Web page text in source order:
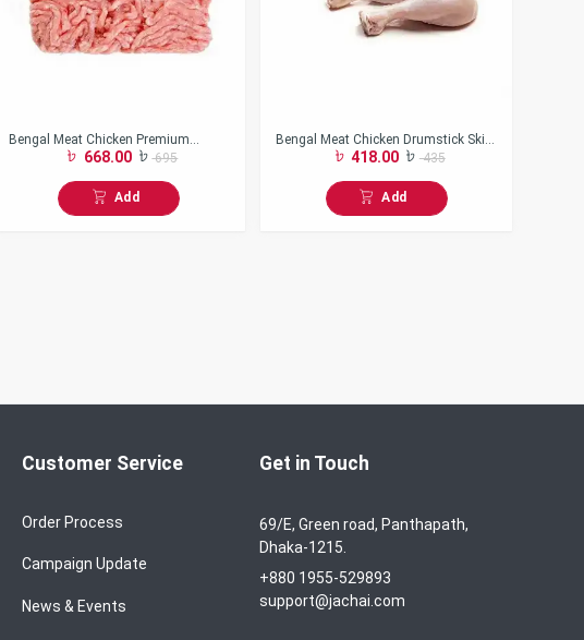
Bengal Meat Chicken Premium
668.00 695
Add
Bengal Meat Chicken Drumstick Skin
418.00 435
Add
Customer Service
Order Process
Campaign Update
News & Events
Get in Touch
69/E, Green road, Panthapath,
Dhaka-1215.
+880 1955-529893
support@jachai.com